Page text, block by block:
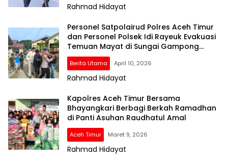
Rahmad Hidayat
Personel Satpolairud Polres Aceh Timur
dan Personel Polsek Idi Rayeuk Evakuasi
Temuan Mayat di Sungai Gampong
Jawa
Berita Utama April 10, 2026
Rahmad Hidayat
Kapolres Aceh Timur Bersama
Bhayangkari Berbagi Berkah Ramadhan
di Panti Asuhan Raudhatul Amal
Aceh Timur Maret 9, 2026
Rahmad Hidayat